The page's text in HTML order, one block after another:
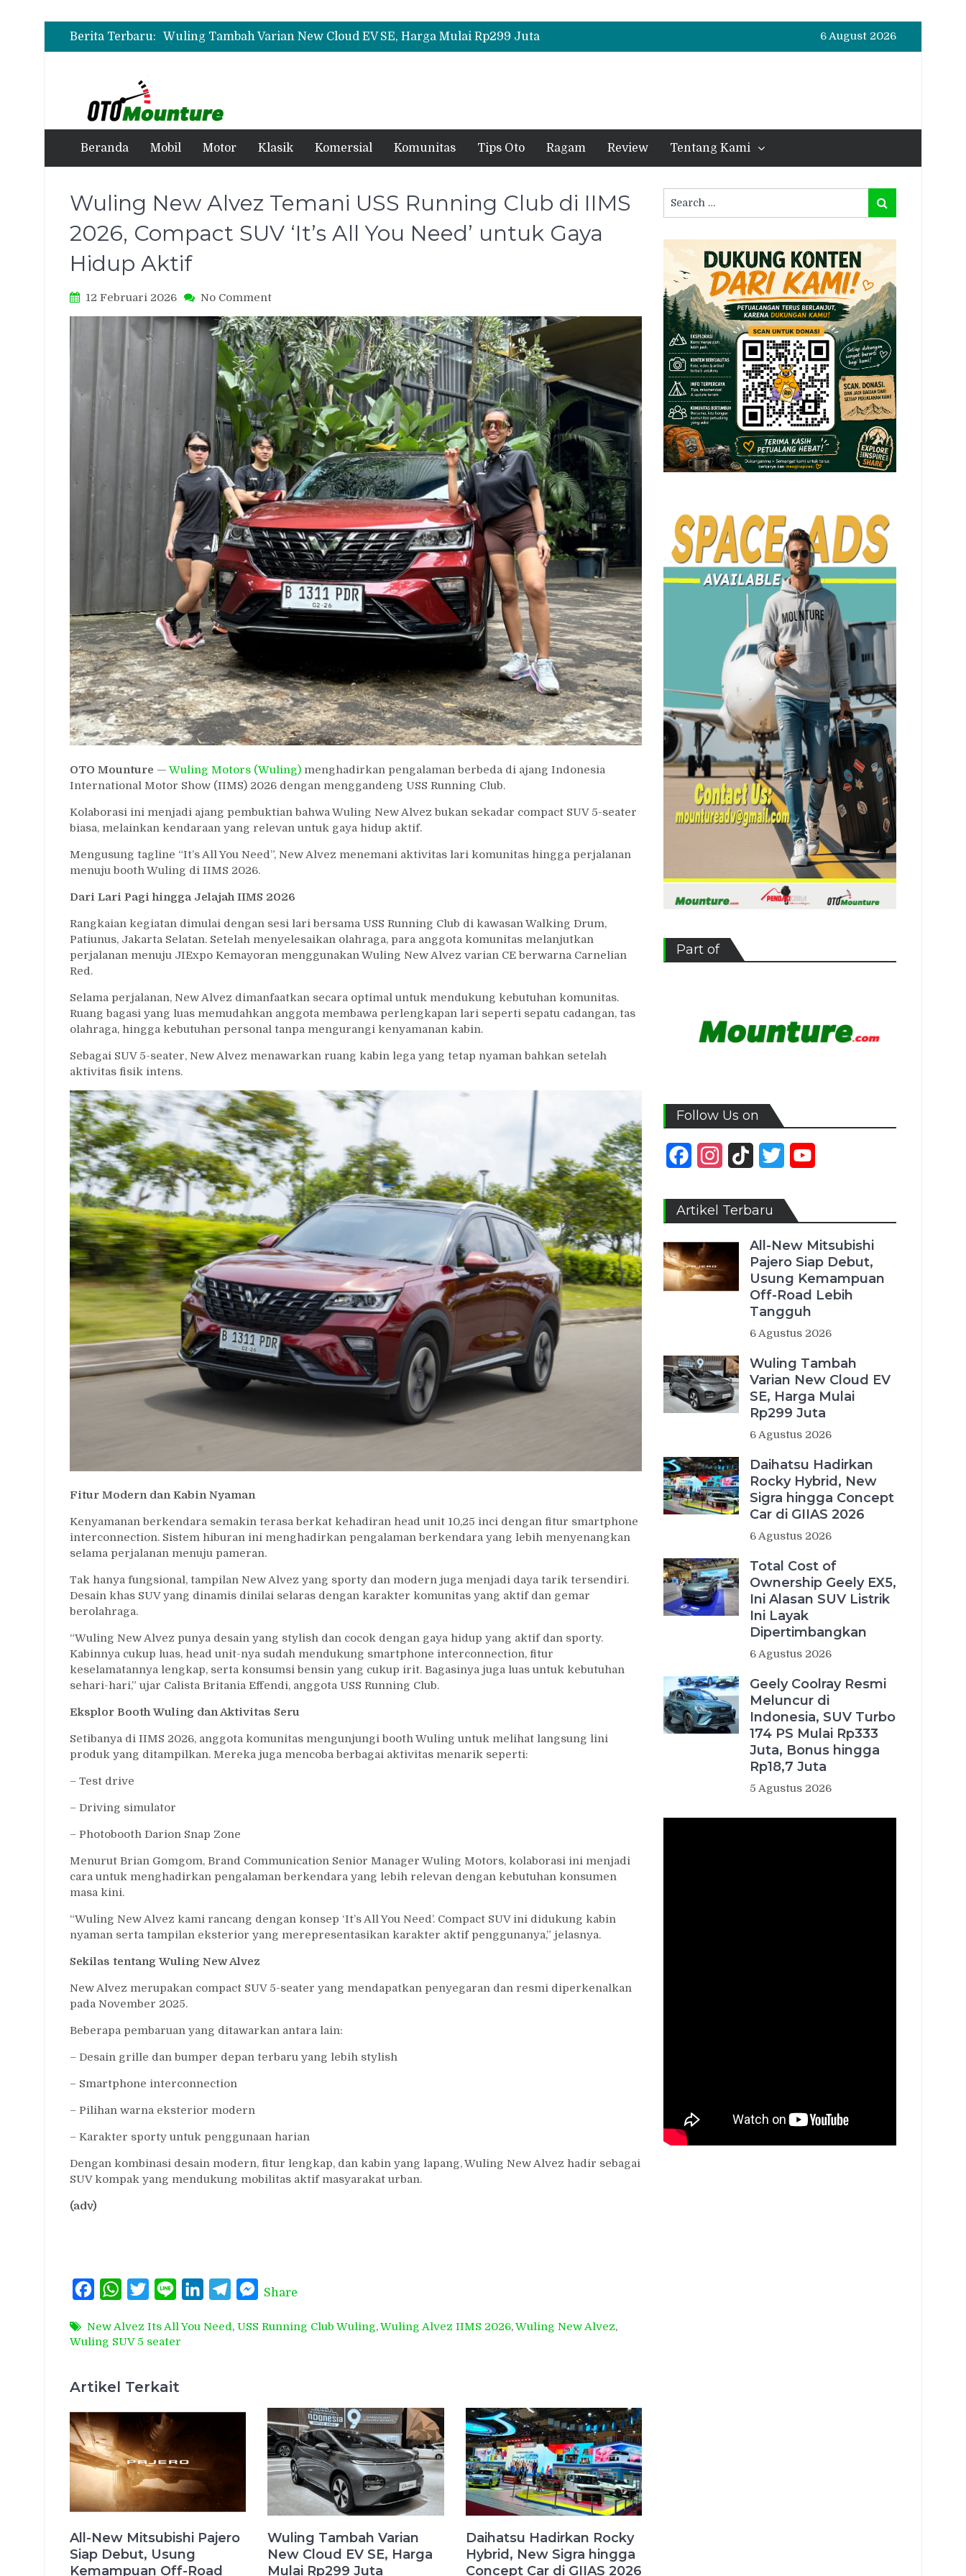
Berita Terbaru: 6 August 2026
Beranda Mobil Motor Klasik Komersial Komunitas Tips Oto Ragam Review Tentang Kami
Wuling New Alvez Temani USS Running Club di IIMS
2026, Compact SUV ‘It’s All You Need’ untuk Gaya
Hidup Aktif
12 Februari 2026 No Commenton
New
Alvez
Temani
USS
Running
Club
di
IIMS
2026,
Compact
SUV
‘It’s
All
You
Need’
untuk
Gaya
Hidup
Aktif
OTO Mounture — Wuling Motors (Wuling) menghadirkan pengalaman berbeda di ajang Indonesia
International Motor Show (IIMS) 2026 dengan menggandeng USS Running Club.
Kolaborasi ini menjadi ajang pembuktian bahwa Wuling New Alvez bukan sekadar compact SUV 5-seater
biasa, melainkan kendaraan yang relevan untuk gaya hidup aktif.
Mengusung tagline “It’s All You Need”, New Alvez menemani aktivitas lari komunitas hingga perjalanan
menuju booth Wuling di IIMS 2026.
Dari Lari Pagi hingga Jelajah IIMS 2026
Rangkaian kegiatan dimulai dengan sesi lari bersama USS Running Club di kawasan Walking Drum,
Patiunus, Jakarta Selatan. Setelah menyelesaikan olahraga, para anggota komunitas melanjutkan
perjalanan menuju JIExpo Kemayoran menggunakan Wuling New Alvez varian CE berwarna Carnelian
Red.
Selama perjalanan, New Alvez dimanfaatkan secara optimal untuk mendukung kebutuhan komunitas.
Ruang bagasi yang luas memudahkan anggota membawa perlengkapan lari seperti sepatu cadangan, tas
olahraga, hingga kebutuhan personal tanpa mengurangi kenyamanan kabin.
Sebagai SUV 5-seater, New Alvez menawarkan ruang kabin lega yang tetap nyaman bahkan setelah
aktivitas fisik intens.
Fitur Modern dan Kabin Nyaman
Kenyamanan berkendara semakin terasa berkat kehadiran head unit 10,25 inci dengan fitur smartphone
interconnection. Sistem hiburan ini menghadirkan pengalaman berkendara yang lebih menyenangkan
selama perjalanan menuju pameran.
Tak hanya fungsional, tampilan New Alvez yang sporty dan modern juga menjadi daya tarik tersendiri.
Desain khas SUV yang dinamis dinilai selaras dengan karakter komunitas yang aktif dan gemar
berolahraga.
“Wuling New Alvez punya desain yang stylish dan cocok dengan gaya hidup yang aktif dan sporty.
Kabinnya cukup luas, head unit-nya sudah mendukung smartphone interconnection, fitur
keselamatannya lengkap, serta konsumsi bensin yang cukup irit. Bagasinya juga luas untuk kebutuhan
sehari-hari,” ujar Calista Britania Effendi, anggota USS Running Club.
Eksplor Booth Wuling dan Aktivitas Seru
Setibanya di IIMS 2026, anggota komunitas mengunjungi booth Wuling untuk melihat langsung lini
produk yang ditampilkan. Mereka juga mencoba berbagai aktivitas menarik seperti:
– Test drive
– Driving simulator
– Photobooth Darion Snap Zone
Menurut Brian Gomgom, Brand Communication Senior Manager Wuling Motors, kolaborasi ini menjadi
cara untuk menghadirkan pengalaman berkendara yang lebih relevan dengan kebutuhan konsumen
masa kini.
“Wuling New Alvez kami rancang dengan konsep ‘It’s All You Need’. Compact SUV ini didukung kabin
nyaman serta tampilan eksterior yang merepresentasikan karakter aktif penggunanya,” jelasnya.
Sekilas tentang Wuling New Alvez
New Alvez merupakan compact SUV 5-seater yang mendapatkan penyegaran dan resmi diperkenalkan
pada November 2025.
Beberapa pembaruan yang ditawarkan antara lain:
– Desain grille dan bumper depan terbaru yang lebih stylish
– Smartphone interconnection
– Pilihan warna eksterior modern
– Karakter sporty untuk penggunaan harian
Dengan kombinasi desain modern, fitur lengkap, dan kabin yang lapang, Wuling New Alvez hadir sebagai
SUV kompak yang mendukung mobilitas aktif masyarakat urban.
(adv)
FacebookWhatsAppTwitterLine LinkedInTelegramMessenger
Share
New Alvez Its All You Need, USS Running Club Wuling,Wuling Alvez IIMS 2026,Wuling New Alvez,
Wuling SUV 5 seater
Artikel Terkait
All-New Mitsubishi Pajero
Siap Debut, Usung
Kemampuan Off-Road
Wuling Tambah Varian
New Cloud EV SE, Harga
Mulai Rp299 Juta
Daihatsu Hadirkan Rocky
Hybrid, New Sigra hingga
Concept Car di GIIAS 2026
for:
Search
Part of
Follow Us on
FacebookInstagram
TikTok Twitter
Artikel Terbaru
All-New Mitsubishi
Pajero Siap Debut,
Usung Kemampuan
Off-Road Lebih
Tangguh
6 Agustus 2026
Wuling Tambah
Varian New Cloud EV
SE, Harga Mulai
Rp299 Juta
6 Agustus 2026
Daihatsu Hadirkan
Rocky Hybrid, New
Sigra hingga Concept
Car di GIIAS 2026
6 Agustus 2026
Total Cost of
Ownership Geely EX5,
Ini Alasan SUV Listrik
Ini Layak
Dipertimbangkan
6 Agustus 2026
Geely Coolray Resmi
Meluncur di
Indonesia, SUV Turbo
174 PS Mulai Rp333
Juta, Bonus hingga
Rp18,7 Juta
5 Agustus 2026